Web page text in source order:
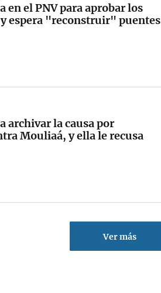
en el PNV para aprobar los
espera "reconstruir" puentes
archivar la causa por
Mouliaá, y ella le recusa
Ver más